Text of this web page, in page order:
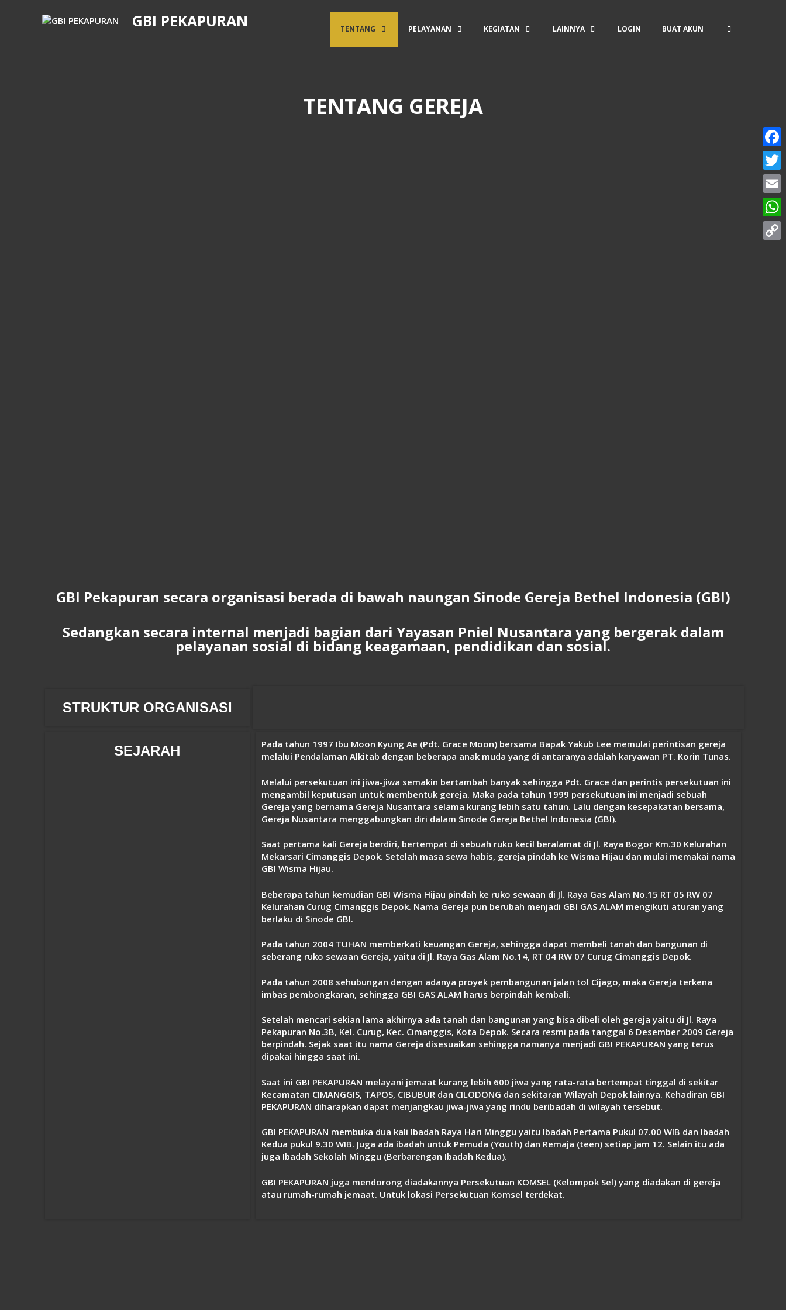
GBI PEKAPURAN TENTANG PELAYANAN KEGIATAN LAINNYA LOGIN BUAT AKUN
TENTANG GEREJA
GBI Pekapuran secara organisasi berada di bawah naungan Sinode Gereja Bethel Indonesia (GBI)
Sedangkan secara internal menjadi bagian dari Yayasan Pniel Nusantara yang bergerak dalam
pelayanan sosial di bidang keagamaan, pendidikan dan sosial.
STRUKTUR ORGANISASI
SEJARAH
Pada tahun 1997 Ibu Moon Kyung Ae (Pdt. Grace Moon) bersama Bapak Yakub Lee memulai perintisan gereja
melalui Pendalaman Alkitab dengan beberapa anak muda yang di antaranya adalah karyawan PT. Korin Tunas.
Melalui persekutuan ini jiwa-jiwa semakin bertambah banyak sehingga Pdt. Grace dan perintis persekutuan ini
mengambil keputusan untuk membentuk gereja. Maka pada tahun 1999 persekutuan ini menjadi sebuah
Gereja yang bernama Gereja Nusantara selama kurang lebih satu tahun. Lalu dengan kesepakatan bersama,
Gereja Nusantara menggabungkan diri dalam Sinode Gereja Bethel Indonesia (GBI).
Saat pertama kali Gereja berdiri, bertempat di sebuah ruko kecil beralamat di Jl. Raya Bogor Km.30 Kelurahan
Mekarsari Cimanggis Depok. Setelah masa sewa habis, gereja pindah ke Wisma Hijau dan mulai memakai nama
GBI Wisma Hijau.
Beberapa tahun kemudian GBI Wisma Hijau pindah ke ruko sewaan di Jl. Raya Gas Alam No.15 RT 05 RW 07
Kelurahan Curug Cimanggis Depok. Nama Gereja pun berubah menjadi GBI GAS ALAM mengikuti aturan yang
berlaku di Sinode GBI.
Pada tahun 2004 TUHAN memberkati keuangan Gereja, sehingga dapat membeli tanah dan bangunan di
seberang ruko sewaan Gereja, yaitu di Jl. Raya Gas Alam No.14, RT 04 RW 07 Curug Cimanggis Depok.
Pada tahun 2008 sehubungan dengan adanya proyek pembangunan jalan tol Cijago, maka Gereja terkena
imbas pembongkaran, sehingga GBI GAS ALAM harus berpindah kembali.
Setelah mencari sekian lama akhirnya ada tanah dan bangunan yang bisa dibeli oleh gereja yaitu di Jl. Raya
Pekapuran No.3B, Kel. Curug, Kec. Cimanggis, Kota Depok. Secara resmi pada tanggal 6 Desember 2009 Gereja
berpindah. Sejak saat itu nama Gereja disesuaikan sehingga namanya menjadi GBI PEKAPURAN yang terus
dipakai hingga saat ini.
Saat ini GBI PEKAPURAN melayani jemaat kurang lebih 600 jiwa yang rata-rata bertempat tinggal di sekitar
Kecamatan CIMANGGIS, TAPOS, CIBUBUR dan CILODONG dan sekitaran Wilayah Depok lainnya. Kehadiran GBI
PEKAPURAN diharapkan dapat menjangkau jiwa-jiwa yang rindu beribadah di wilayah tersebut.
GBI PEKAPURAN membuka dua kali Ibadah Raya Hari Minggu yaitu Ibadah Pertama Pukul 07.00 WIB dan Ibadah
Kedua pukul 9.30 WIB. Juga ada ibadah untuk Pemuda (Youth) dan Remaja (teen) setiap jam 12. Selain itu ada
juga Ibadah Sekolah Minggu (Berbarengan Ibadah Kedua).
GBI PEKAPURAN juga mendorong diadakannya Persekutuan KOMSEL (Kelompok Sel) yang diadakan di gereja
atau rumah-rumah jemaat. Untuk lokasi Persekutuan Komsel terdekat.
Email